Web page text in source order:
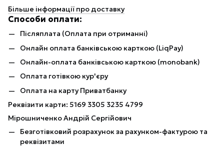
Більше інформації про доставку
Способи оплати:
Післяплата (Оплата при отриманні)
Онлайн оплата банківською карткою (LiqPay)
Онлайн-оплата банківською карткою (monobank)
Оплата готівкою кур'єру
Оплата на карту Приватбанку
Реквізити карти: 5169 3305 3235 4799
Мірошниченко Андрій Сергійович
Безготівковий розрахунок за рахунком-фактурою та
реквізитами